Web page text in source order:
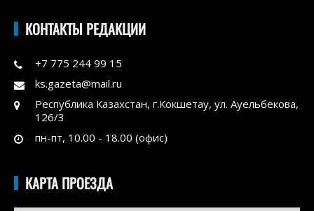
КОНТАКТЫ РЕДАКЦИИ
+7 775 244 99 15
ks.gazeta@mail.ru
Республика Казахстан, г.Кокшетау, ул. Ауельбекова,
126/3
пн-пт, 10.00 - 18.00 (офис)
КАРТА ПРОЕЗДА